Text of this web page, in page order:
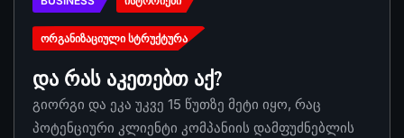
ᲝᲠᲒᲐᲜᲘᲖᲐᲪᲘᲣᲚᲘ ᲡᲢᲠᲣᲥᲢᲣᲠᲐ
და რას აკეთებთ აქ?
გიორგი და ეკა უკვე 15 წუთზე მეტი იყო, რაც
პოტენციური კლიენტი კომპანიის დამფუძნებლის